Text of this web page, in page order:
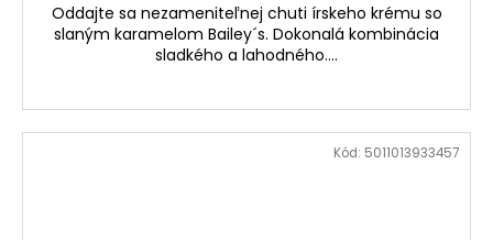
Oddajte sa nezameniteľnej chuti írskeho krému so
slaným karamelom Bailey´s. Dokonalá kombinácia
sladkého a lahodného....
Kód: 5011013933457